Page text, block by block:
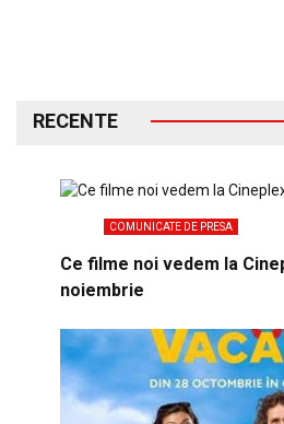
RECENTE
COMUNICATE DE PRESA
Ce filme noi vedem la
noiembrie